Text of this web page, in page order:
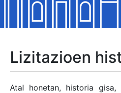
Erakutsi/Ezkutatu
Erakutsi/Ezkutatu
Erakutsi/Ezkutatu
Lizitazioen
Atal honetan, historia